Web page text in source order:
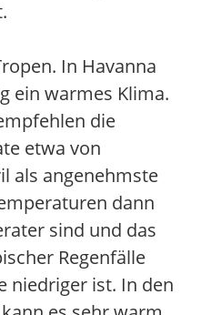
In Havanna
ein warmes Klima.
die
etwa von
als angenehmste
dann
sind und das
Regenfälle
niedriger ist. In den